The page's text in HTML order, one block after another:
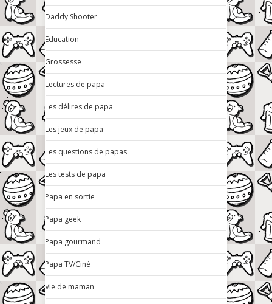
Daddy Shooter
Education
Grossesse
Lectures de papa
Les délires de papa
Les jeux de papa
Les questions de papas
Les tests de papa
Papa en sortie
Papa geek
Papa gourmand
Papa TV/Ciné
Vie de maman